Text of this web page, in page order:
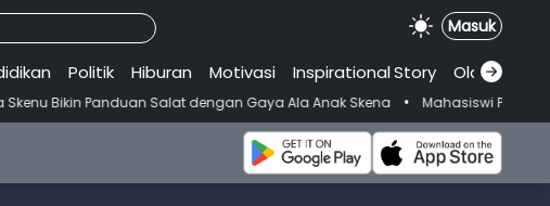
Masuk
Politik Hiburan Motivasi Inspirational.Story Olahraga
Salat dengan Gaya Ala Anak Skena • Mahasiswi Prodi FKM-Undana